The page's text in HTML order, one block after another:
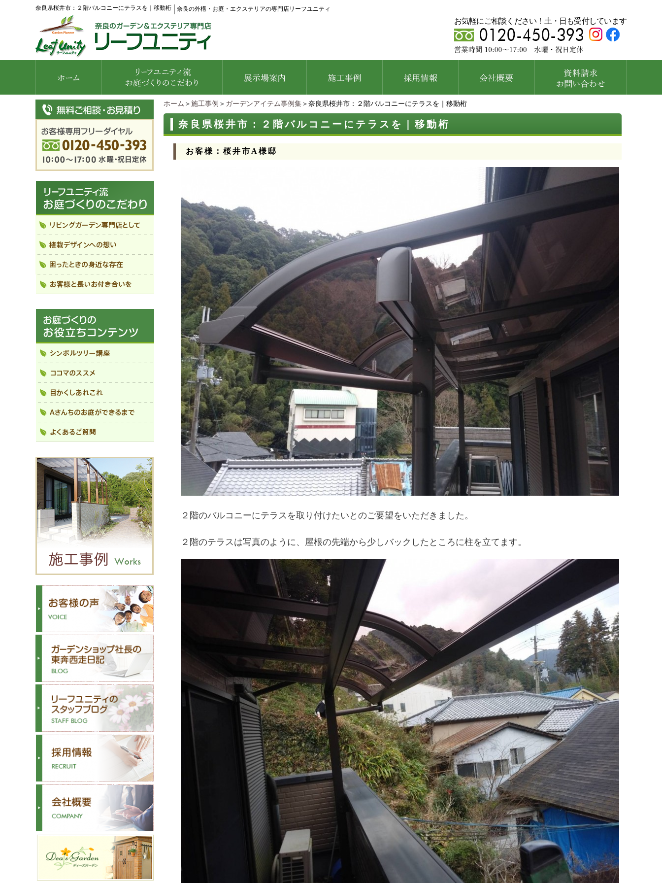
奈良県桜井市：２階バルコニーにテラスを｜移動桁 奈良の外構・お庭・エクステリアの専門店リーフユニティ
お気軽にご相談ください！土・日も受付しています
ホーム ＞ 施工事例 ＞ ガーデンアイテム事例集 ＞奈良県桜井市：２階バルコニーにテラスを｜移動桁
奈良県桜井市：２階バルコニーにテラスを｜移動桁
お客様：桜井市A様邸
２階のバルコニーにテラスを取り付けたいとのご要望をいただきました。
２階のテラスは写真のように、屋根の先端から少しバックしたところに柱を立てます。